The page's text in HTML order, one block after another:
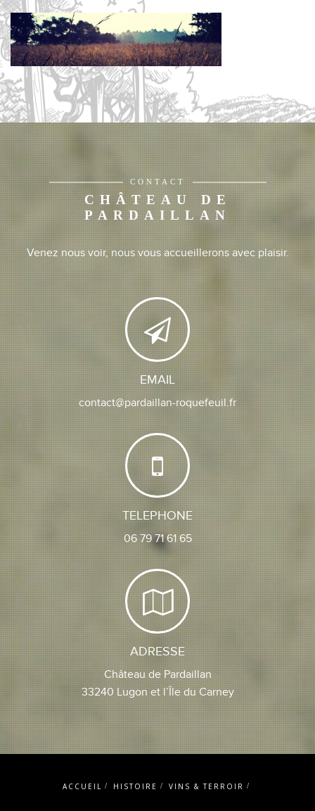
CONTACT
CHÂTEAU DE
PARDAILLAN
Venez nous voir, nous vous accueillerons avec plaisir.
EMAIL
contact@pardaillan-roquefeuil.fr
TELEPHONE
06 79 71 61 65
ADRESSE
Château de Pardaillan
33240 Lugon et l’Île du Carney
ACCUEIL HISTOIRE VINS & TERROIR